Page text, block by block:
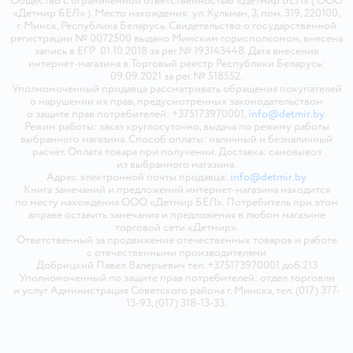
«Детмир БЕЛ» ). Место нахождения: ул. Кульман, 3, пом. 319, 220100,
г. Минск, Республика Беларусь. Свидетельство о государственной
регистрации № 0072500 выдано Минским горисполкомом, внесена
запись в ЕГР 01.10.2018 за рег.№ 193143448. Дата внесения
интернет-магазина в Торговый реестр Республики Беларусь:
09.09.2021 за рег.№ 518552.
Уполномоченный продавца рассматривать обращения покупателей
о нарушении их прав, предусмотренных законодательством
о защите прав потребителей: +375173970001, info@detmir.by.
Режим работы: заказ круглосуточно, выдача по режиму работы
выбранного магазина. Способ оплаты: наличный и безналичный
расчёт. Оплата товара при получении. Доставка: самовывоз
из выбранного магазина.
Адрес электронной почты продавца: info@detmir.by
Книга замечаний и предложений интернет-магазина находится
по месту нахождения ООО «Детмир БЕЛ». Потребитель при этом
вправе оставить замечания и предложения в любом магазине
торговой сети «Детмир».
Ответственный за продвижение отечественных товаров и работе
с отечественными производителями
Добрицкий Павел Валерьевич тел. +375173970001 доб.213
Уполномоченный по защите прав потребителей: отдел торговли
и услуг Администрация Советского района г. Минска, тел. (017) 377-
13-93, (017) 318-13-33.